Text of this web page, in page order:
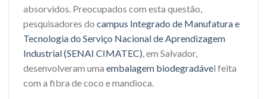
absorvidos. Preocupados com esta questão,
pesquisadores do campus Integrado de Manufatura e
Tecnologia do Serviço Nacional de Aprendizagem
Industrial (SENAI CIMATEC), em Salvador,
desenvolveram uma embalagem biodegradável feita
com a fibra de coco e mandioca.